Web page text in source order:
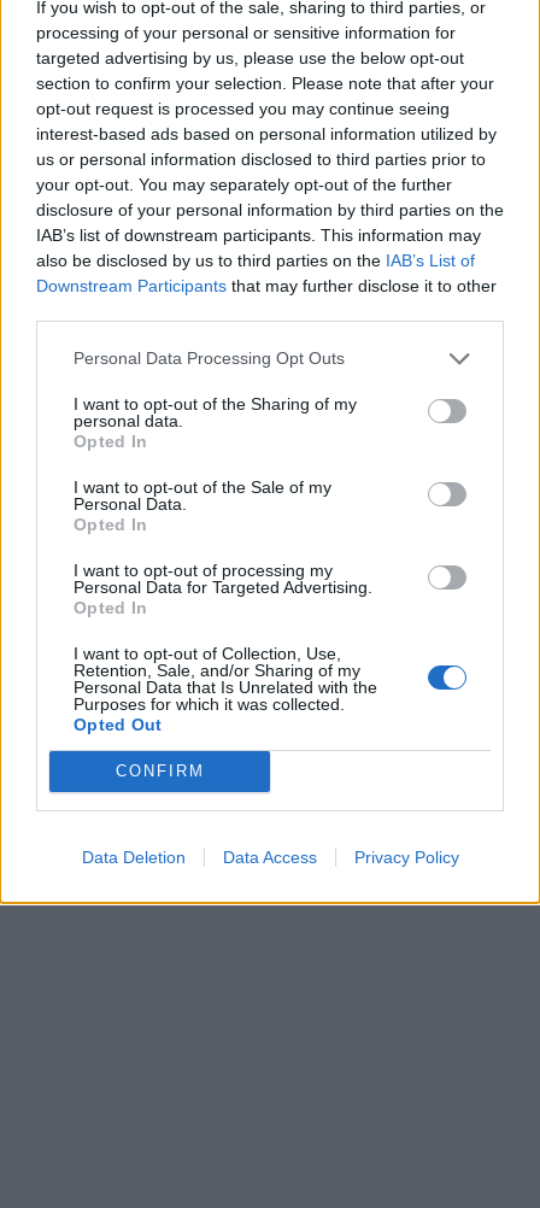
If you wish to opt-out of the sale, sharing to third parties, or
processing of your personal or sensitive information for
targeted advertising by us, please use the below opt-out
section to confirm your selection. Please note that after your
opt-out request is processed you may continue seeing
interest-based ads based on personal information utilized by
us or personal information disclosed to third parties prior to
your opt-out. You may separately opt-out of the further
disclosure of your personal information by third parties on the
IAB’s list of downstream participants. This information may
also be disclosed by us to third parties on the IAB’s List of
Downstream Participants that may further disclose it to other
Personal Data Processing Opt Outs
I want to opt-out of the Sharing of my
personal data.
Opted In
I want to opt-out of the Sale of my
Personal Data.
Opted In
I want to opt-out of processing my
Personal Data for Targeted Advertising.
Opted In
I want to opt-out of Collection, Use,
Retention, Sale, and/or Sharing of my
Personal Data that Is Unrelated with the
Purposes for which it was collected.
Opted Out
CONFIRM
Data Deletion Data Access Privacy Policy
In evidenza